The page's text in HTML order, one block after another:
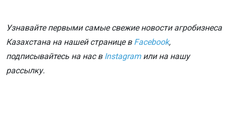
Узнавайте первыми самые свежие новости агробизнеса
Казахстана на нашей странице в Facebook,
подписывайтесь на нас в Instagramили на нашу
рассылку.